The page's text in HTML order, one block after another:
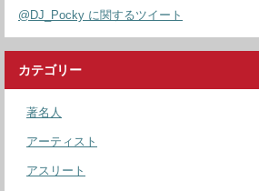
@DJ_Pocky に関するツイート
カテゴリー
著名人
アーティスト
アスリート